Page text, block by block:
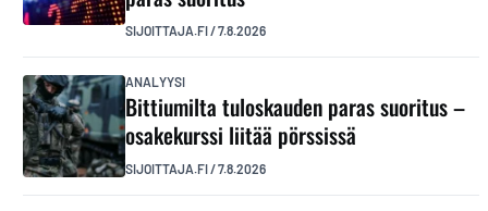
SIJOITTAJA.FI/7.8.2026
ANALYYSI
Bittiumilta tuloskauden paras suoritus –
osakekurssi liitää pörssissä
SIJOITTAJA.FI/7.8.2026